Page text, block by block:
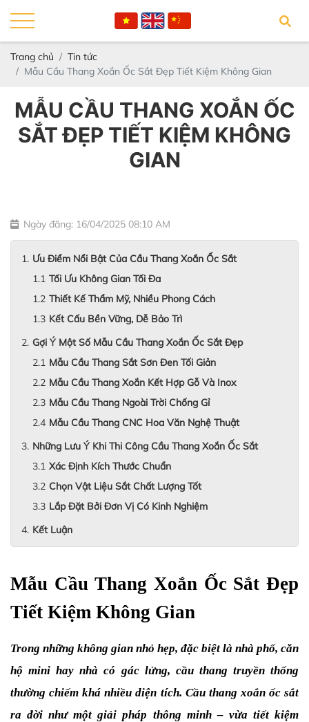
Trang chủ
Tin tức
Mẫu Cầu Thang Xoắn Ốc Sắt Đẹp Tiết Kiệm Không Gian
MẪU CẦU THANG XOẮN ỐC
SẮT ĐẸP TIẾT KIỆM KHÔNG
GIAN
Ngày đăng: 16/04/2025 08:10 AM
Ưu Điểm Nổi Bật Của Cầu Thang Xoắn Ốc Sắt
Tối Ưu Không Gian Tối Đa
Thiết Kế Thẩm Mỹ, Nhiều Phong Cách
Kết Cấu Bền Vững, Dễ Bảo Trì
Gợi Ý Một Số Mẫu Cầu Thang Xoắn Ốc Sắt Đẹp
Mẫu Cầu Thang Sắt Sơn Đen Tối Giản
Mẫu Cầu Thang Xoắn Kết Hợp Gỗ Và Inox
Mẫu Cầu Thang Ngoài Trời Chống Gỉ
Mẫu Cầu Thang CNC Hoa Văn Nghệ Thuật
Những Lưu Ý Khi Thi Công Cầu Thang Xoắn Ốc Sắt
Xác Định Kích Thước Chuẩn
Chọn Vật Liệu Sắt Chất Lượng Tốt
Lắp Đặt Bởi Đơn Vị Có Kinh Nghiệm
Kết Luận
Mẫu Cầu Thang Xoắn Ốc Sắt Đẹp
Tiết Kiệm Không Gian
Trong những không gian nhỏ hẹp, đặc biệt là nhà phố, căn
hộ mini hay nhà có gác lửng, cầu thang truyền thống
thường chiếm khá nhiều diện tích. Cầu thang xoắn ốc sắt
ra đời như một giải pháp thông minh – vừa tiết kiệm